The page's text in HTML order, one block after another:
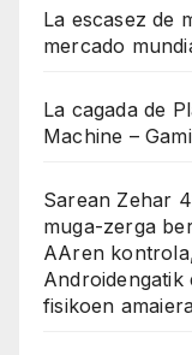
La escasez de
mercado
La cagada de
Machine –
Sarean Zehar
muga-zerga
AAren
Androidengatik
fisikoen